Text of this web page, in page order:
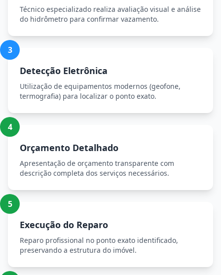
Técnico especializado realiza avaliação visual e análise
do hidrômetro para confirmar vazamento.
3
Detecção Eletrônica
Utilização de equipamentos modernos (geofone,
termografia) para localizar o ponto exato.
4
Orçamento Detalhado
Apresentação de orçamento transparente com
descrição completa dos serviços necessários.
5
Execução do Reparo
Reparo profissional no ponto exato identificado,
preservando a estrutura do imóvel.